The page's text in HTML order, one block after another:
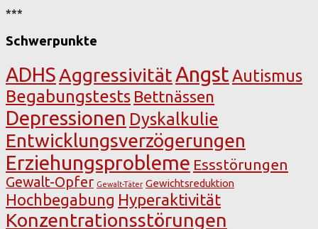
***
Schwerpunkte
ADHS AggressivitätAngst Autismus
Begabungstests Bettnässen
Depressionen Dyskalkulie
Entwicklungsverzögerungen
Erziehungsprobleme Essstörungen
Gewalt-Opfer Gewalt-Täter Gewichtsreduktion
Hochbegabung Hyperaktivität
Konzentrationsstörungen